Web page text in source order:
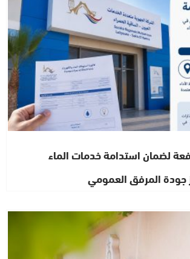
لضمان استدامة خدمات الماء
جودة المرفق العمومي